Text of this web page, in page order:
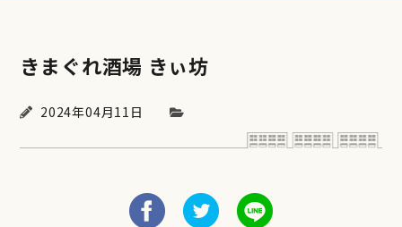
きまぐれ酒場 きぃ坊
2024年04月11日